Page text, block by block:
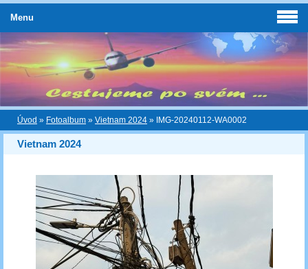
Úvod » Fotoalbum » Vietnam 2024 » IMG-20240112-WA0002
Vietnam 2024
Menu